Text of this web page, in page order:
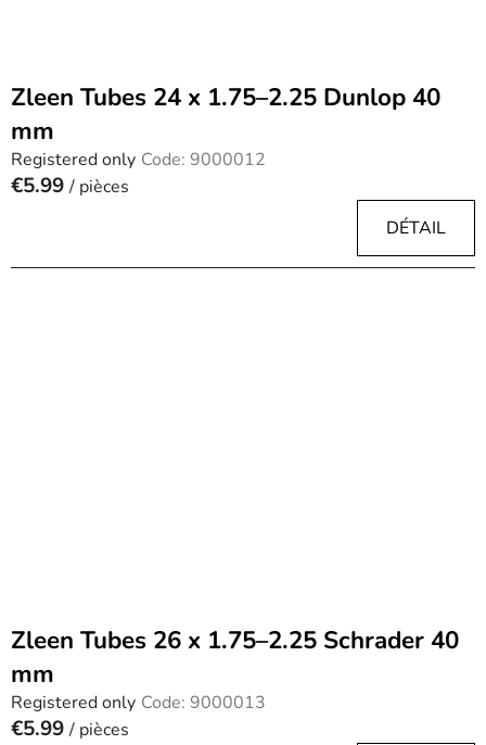
Zleen Tubes 24 x 1.75–2.25 Dunlop 40
mm
Registered only Code: 9000012
€5.99 / pièces
DÉTAIL
Zleen Tubes 26 x 1.75–2.25 Schrader 40
mm
Registered only Code: 9000013
€5.99 / pièces